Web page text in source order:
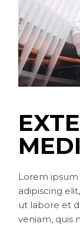
Lorem
adipiscing
ut labore et
veniam, quis